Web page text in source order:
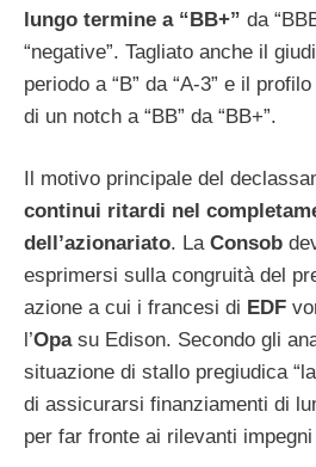
lungo termine a “BB+” da
“negative”. Tagliato anche il
periodo a “B” da “A-3” e il
di un notch a “BB” da “BB+”.
Il motivo principale del
continui ritardi nel
dell’azionariato. La Consob
esprimersi sulla congruità del
azione a cui i francesi di EDF
l’Opasu Edison. Secondo gli
situazione di stallo pregiudica
di assicurarsi finanziamenti di
per far fronte ai rilevanti